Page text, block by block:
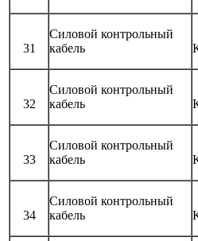
31
Силовой контрольный
кабель
32
Силовой контрольный
кабель
33
Силовой контрольный
кабель
34
Силовой контрольный
кабель